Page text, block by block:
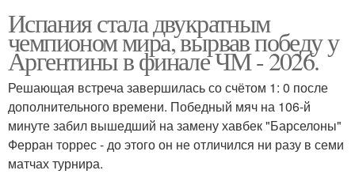
Испания стала двукратным
чемпионом мира, вырвав победу у
Аргентины в финале ЧМ - 2026.
Решающая встреча завершилась со счётом 1: 0 после
дополнительного времени. Победный мяч на 106-й
минуте забил вышедший на замену хавбек "Барселоны"
Ферран торрес - до этого он не отличился ни разу в семи
матчах турнира.